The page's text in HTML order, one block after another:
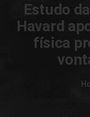
Estudo
Havard
física